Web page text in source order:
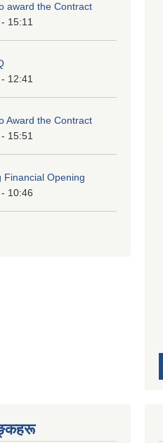
award the Contract
15:11
12:41
Award the Contract
15:51
Financial Opening
10:46